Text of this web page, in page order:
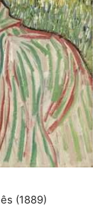
(1889)